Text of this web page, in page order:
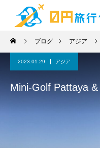
ブログ アジア
2023.01.29 アジア
Mini-Golf Pattaya